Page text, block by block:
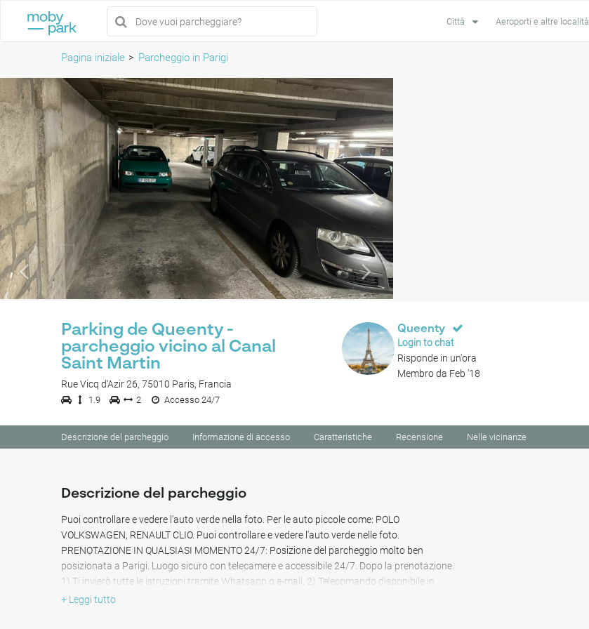
Città Aeroporti e altre località
Pagina iniziale Parcheggio in Parigi
Parking de Queenty -
parcheggio vicino al Canal
Saint Martin
Rue Vicq d'Azir 26, 75010 Paris, Francia
1.9 2 Accesso 24/7
Queenty
Login to chat
Risponde in un'ora
Membro da Feb '18
Descrizione del parcheggio Informazione di accesso Caratteristiche Recensione Nelle vicinanze
Descrizione del parcheggio
Puoi controllare e vedere l'auto verde nella foto. Per le auto piccole come: POLO
VOLKSWAGEN, RENAULT CLIO. Puoi controllare e vedere l'auto verde nelle foto.
PRENOTAZIONE IN QUALSIASI MOMENTO 24/7: Posizione del parcheggio molto ben
posizionata a Parigi. Luogo sicuro con telecamere e accessibile 24/7. Dopo la prenotazione.
1) Ti invierò tutte le istruzioni tramite Whatsapp o e-mail. 2) Telecomando disponibile in
qualsiasi momento nella cassetta delle chiavi con un codice. Nelle vicinanze di: GENERATOR,
+ Leggi tutto